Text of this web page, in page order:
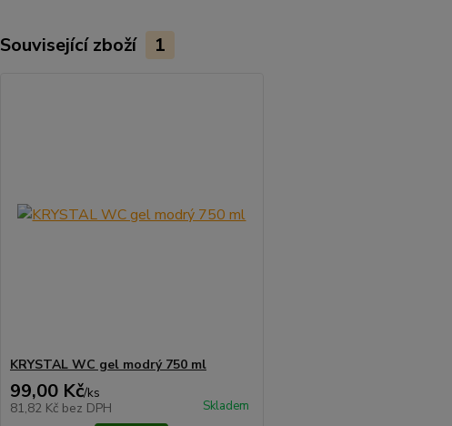
Související zboží 1
KRYSTAL WC gel modrý 750 ml
99,00 Kč/ks
81,82 Kč bez DPH Skladem